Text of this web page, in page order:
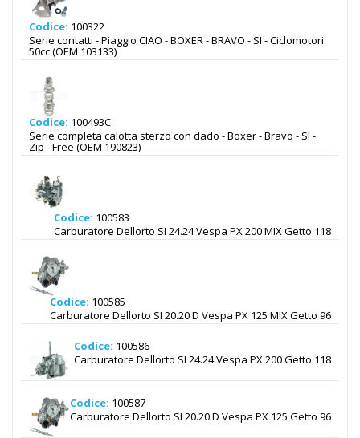
Codice: 100322
Serie contatti - Piaggio CIAO - BOXER - BRAVO - SI - Ciclomotori
50cc (OEM 103133)
Codice: 100493C
Serie completa calotta sterzo con dado - Boxer - Bravo - SI -
Zip - Free (OEM 190823)
Codice: 100583
Carburatore Dellorto SI 24.24 Vespa PX 200 MIX Getto 118
Codice: 100585
Carburatore Dellorto SI 20.20 D Vespa PX 125 MIX Getto 96
Codice: 100586
Carburatore Dellorto SI 24.24 Vespa PX 200 Getto 118
Codice: 100587
Carburatore Dellorto SI 20.20 D Vespa PX 125 Getto 96